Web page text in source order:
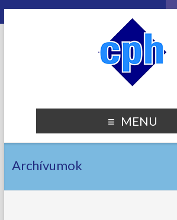
MENU
Archívumok